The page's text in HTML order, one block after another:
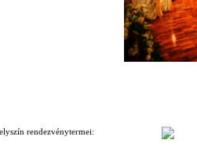
rendezvénytermei: